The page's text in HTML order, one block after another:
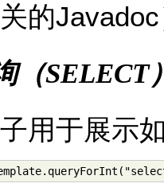
的
（SELECT
用于展示